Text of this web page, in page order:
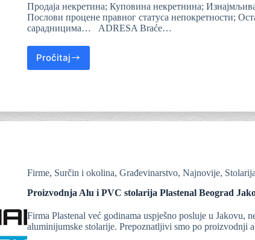
Продаја некретина; Куповина некретнина;
Послови процене правног статуса непокретности;
сарадницима… ADRESA Braće…
Pročitaj
Firme, Surčin i okolina, Građevinarstvo, Najnovije, Stolarija
Proizvodnja Alu i PVC stolarija Plastenal Beograd
Firma Plastenal već godinama uspješno posluje u Jakovu,
aluminijumske stolarije. Prepoznatljivi smo po